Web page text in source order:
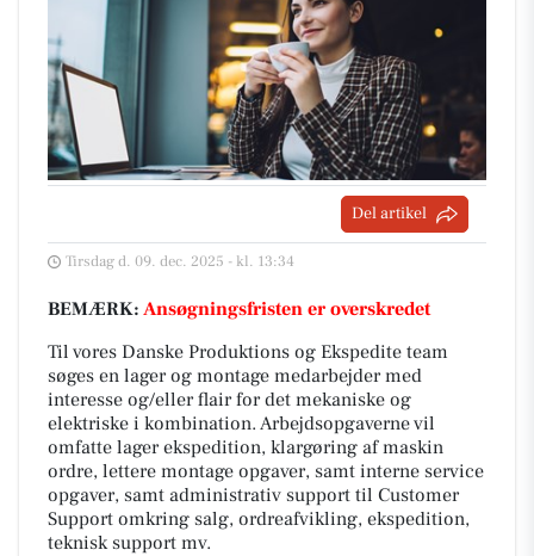
Del artikel
Tirsdag d. 09. dec. 2025 - kl. 13:34
BEMÆRK: Ansøgningsfristen er overskredet
Til vores Danske Produktions og Ekspedite team
søges en lager og montage medarbejder med
interesse og/eller flair for det mekaniske og
elektriske i kombination. Arbejdsopgaverne vil
omfatte lager ekspedition, klargøring af maskin
ordre, lettere montage opgaver, samt interne service
opgaver, samt administrativ support til Customer
Support omkring salg, ordreafvikling, ekspedition,
teknisk support mv.